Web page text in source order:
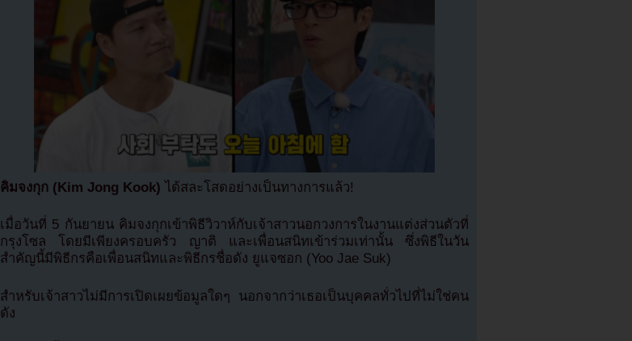
คิมจงกุก (Kim Jong Kook) ได้สละโสดอย่างเป็นทางการแล้ว!
เมื่อวันที่ 5 กันยายน คิมจงกุกเข้าพิธีวิวาห์กับเจ้าสาวนอกวงการในงานแต่งส่วนตัวที่
กรุงโซล โดยมีเพียงครอบครัว ญาติ และเพื่อนสนิทเข้าร่วมเท่านั้น ซึ่งพิธีในวัน
สำคัญนี้มีพิธีกรคือเพื่อนสนิทและพิธีกรชื่อดัง ยูแจซอก (Yoo Jae Suk)
สำหรับเจ้าสาวไม่มีการเปิดเผยข้อมูลใดๆ นอกจากว่าเธอเป็นบุคคลทั่วไปที่ไม่ใช่คน
ดัง